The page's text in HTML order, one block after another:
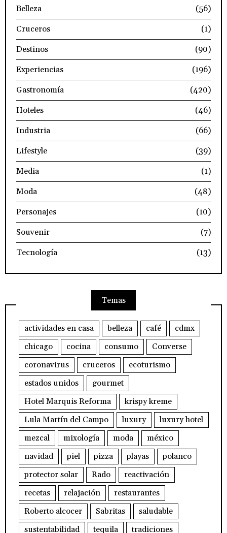
Belleza
(56)
Cruceros
(1)
Destinos
(90)
Experiencias
(196)
Gastronomía
(420)
Hoteles
(46)
Industria
(66)
Lifestyle
(39)
Media
(1)
Moda
(48)
Personajes
(10)
Souvenir
(7)
Tecnología
(13)
Temas
actividades en casa belleza café
cdmx
chicago
cocina consumo
Converse
coronavirus
cruceros
ecoturismo
estados unidos
gourmet
Hotel Marquis Reforma
krispy kreme
Lula Martín del Campo
luxury
luxury hotel
mezcal
mixología moda
méxico
navidad
piel pizza playas
polanco
protector solar
Rado
reactivación
recetas
relajación
restaurantes
Roberto alcocer
Sabritas
saludable
sustentabilidad
tequila tradiciones